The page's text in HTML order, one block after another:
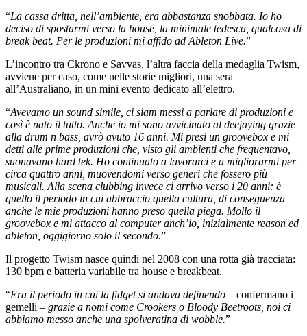
“La cassa dritta, nell’ambiente, era abbastanza snobbata. Io ho
deciso di spostarmi verso la house, la minimale tedesca, qualcosa di
break beat. Per le produzioni mi affido ad Ableton Live.”
L’incontro tra Ckrono e Savvas, l’altra faccia della medaglia Twism,
avviene per caso, come nelle storie migliori, una sera
all’Australiano, in un mini evento dedicato all’elettro.
“Avevamo un sound simile, ci siam messi a parlare di produzioni e
così è nato il tutto. Anche io mi sono avvicinato al deejaying grazie
alla drum n bass, avrò avuto 16 anni. Mi presi un groovebox e mi
detti alle prime produzioni che, visto gli ambienti che frequentavo,
suonavano hard tek. Ho continuato a lavorarci e a migliorarmi per
circa quattro anni, muovendomi verso generi che fossero più
musicali. Alla scena clubbing invece ci arrivo verso i 20 anni: è
quello il periodo in cui abbraccio quella cultura, di conseguenza
anche le mie produzioni hanno preso quella piega. Mollo il
groovebox e mi attacco al computer anch’io, inizialmente reason ed
ableton, oggigiorno solo il secondo.”
Il progetto Twism nasce quindi nel 2008 con una rotta già tracciata:
130 bpm e batteria variabile tra house e breakbeat.
“Era il periodo in cui la fidget si andava definendo – confermano i
gemelli – grazie a nomi come Crookers o Bloody Beetroots, noi ci
abbiamo messo anche una spolveratina di wobble.”